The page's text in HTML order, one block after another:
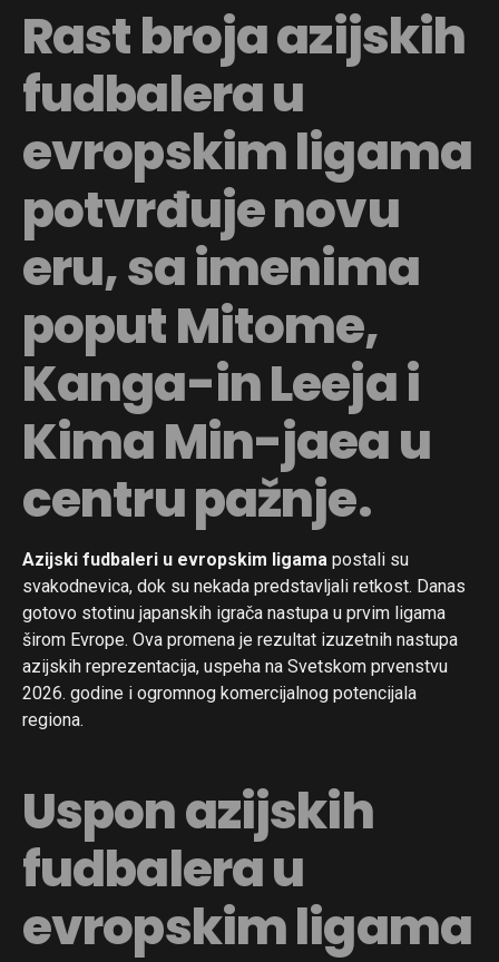
Rast broja azijskih
fudbalera u
evropskim ligama
potvrđuje novu
eru, sa imenima
poput Mitome,
Kanga-in Leeja i
Kima Min-jaea u
centru pažnje.
Azijski fudbaleri u evropskim ligama postali su
svakodnevica, dok su nekada predstavljali retkost. Danas
gotovo stotinu japanskih igrača nastupa u prvim ligama
širom Evrope. Ova promena je rezultat izuzetnih nastupa
azijskih reprezentacija, uspeha na Svetskom prvenstvu
2026. godine i ogromnog komercijalnog potencijala
regiona.
Uspon azijskih
fudbalera u
evropskim ligama